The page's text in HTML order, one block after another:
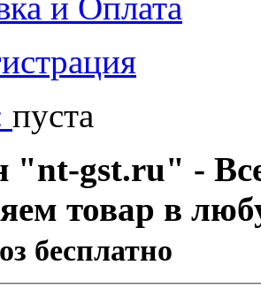
и Оплата
пуста
"nt-gst.ru" -
товар в
бесплатно